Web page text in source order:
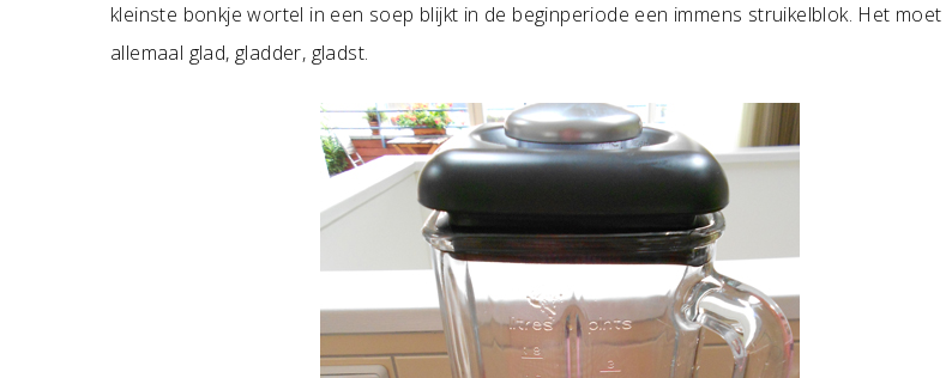
kleinste bonkje wortel in een soep blijkt in de beginperiode een immens struikelblok. Het moet
allemaal glad, gladder, gladst.